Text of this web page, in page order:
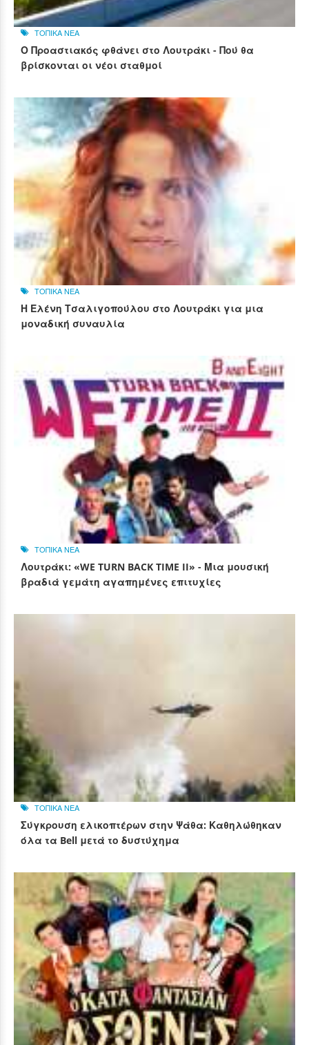
ΤΟΠΙΚΑ ΝΕΑ
Ο Προαστιακός φθάνει στο Λουτράκι - Πού θα
βρίσκονται οι νέοι σταθμοί
ΤΟΠΙΚΑ ΝΕΑ
Η Ελένη Τσαλιγοπούλου στο Λουτράκι για μια
μοναδική συναυλία
ΤΟΠΙΚΑ ΝΕΑ
Λουτράκι: «WE TURN BACK TIME II» - Μια μουσική
βραδιά γεμάτη αγαπημένες επιτυχίες
ΤΟΠΙΚΑ ΝΕΑ
Σύγκρουση ελικοπτέρων στην Ψάθα: Καθηλώθηκαν
όλα τα Bell μετά το δυστύχημα